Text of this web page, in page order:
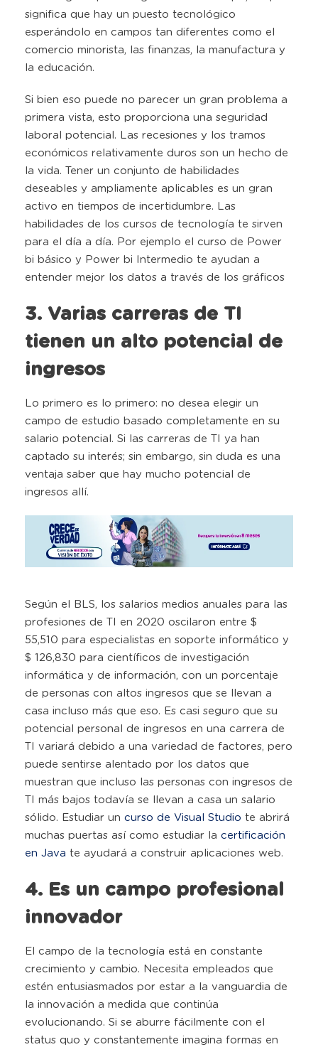
significa que hay un puesto tecnológico
esperándolo en campos tan diferentes como el
comercio minorista, las finanzas, la manufactura y
la educación.
Si bien eso puede no parecer un gran problema a
primera vista, esto proporciona una seguridad
laboral potencial. Las recesiones y los tramos
económicos relativamente duros son un hecho de
la vida. Tener un conjunto de habilidades
deseables y ampliamente aplicables es un gran
activo en tiempos de incertidumbre. Las
habilidades de los cursos de tecnología te sirven
para el día a día. Por ejemplo el curso de Power
bi básico y Power bi Intermedio te ayudan a
entender mejor los datos a través de los gráficos
3. Varias carreras de TI
tienen un alto potencial de
ingresos
Lo primero es lo primero: no desea elegir un
campo de estudio basado completamente en su
salario potencial. Si las carreras de TI ya han
captado su interés; sin embargo, sin duda es una
ventaja saber que hay mucho potencial de
ingresos allí.
Según el BLS, los salarios medios anuales para las
profesiones de TI en 2020 oscilaron entre $
55,510 para especialistas en soporte informático y
$ 126,830 para científicos de investigación
informática y de información, con un porcentaje
de personas con altos ingresos que se llevan a
casa incluso más que eso. Es casi seguro que su
potencial personal de ingresos en una carrera de
TI variará debido a una variedad de factores, pero
puede sentirse alentado por los datos que
muestran que incluso las personas con ingresos de
TI más bajos todavía se llevan a casa un salario
sólido. Estudiar un curso de Visual Studio te abrirá
muchas puertas así como estudiar la certificación
en Java te ayudará a construir aplicaciones web.
4. Es un campo profesional
innovador
El campo de la tecnología está en constante
crecimiento y cambio. Necesita empleados que
estén entusiasmados por estar a la vanguardia de
la innovación a medida que continúa
evolucionando. Si se aburre fácilmente con el
status quo y constantemente imagina formas en